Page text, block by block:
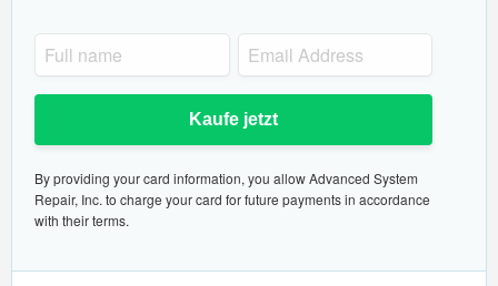
Kaufe jetzt
By providing your card information, you allow Advanced System
Repair, Inc. to charge your card for future payments in accordance
with their terms.